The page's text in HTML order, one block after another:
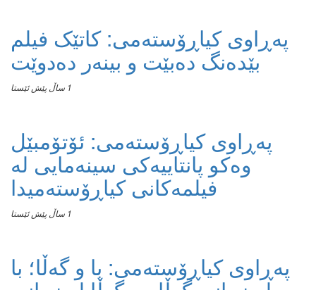
پەڕاوی کیاڕۆستەمی: کاتێک فیلم
بێدەنگ دەبێت و بینەر دەدوێت
1 ساڵ پێش ئێستا
پەڕاوی کیاڕۆستەمی: ئۆتۆمبێل
وەکو پانتاییەکی سینەمایی لە
فیلمەکانی کیاڕۆستەمیدا
1 ساڵ پێش ئێستا
پەڕاوی کیاڕۆستەمی: با و گەڵا؛ با